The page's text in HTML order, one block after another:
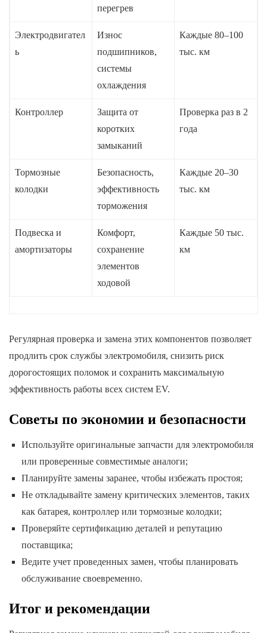
перегрев
Электродвигател
ь
Износ
подшипников,
системы
охлаждения
Каждые 80–100
тыс. км
Контроллер
Защита от
коротких
замыканий
Проверка раз в 2
года
Тормозные
колодки
Безопасность,
эффективность
торможения
Каждые 20–30
тыс. км
Подвеска и
амортизаторы
Комфорт,
сохранение
элементов
ходовой
Каждые 50 тыс.
км
Регулярная проверка и замена этих компонентов позволяет
продлить срок службы электромобиля, снизить риск
дорогостоящих поломок и сохранить максимальную
эффективность работы всех систем EV.
Советы по экономии и безопасности
Используйте оригинальные запчасти для электромобиля
или проверенные совместимые аналоги;
Планируйте замены заранее, чтобы избежать простоя;
Не откладывайте замену критических элементов, таких
как батарея, контроллер или тормозные колодки;
Проверяйте сертификацию деталей и репутацию
поставщика;
Ведите учет проведенных замен, чтобы планировать
обслуживание своевременно.
Итог и рекомендации